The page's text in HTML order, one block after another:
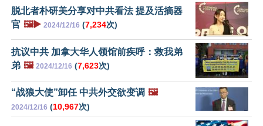
脱北者朴研美分享对中共看法 提及活摘器
官 🖼️▶️ 2024/12/16 (7,234次)
抗议中共 加拿大华人领馆前疾呼：救我弟
弟 🖼️ 2024/12/16 (7,623次)
“战狼大使”卸任 中共外交欲变调 🖼️
2024/12/16 (10,967次)